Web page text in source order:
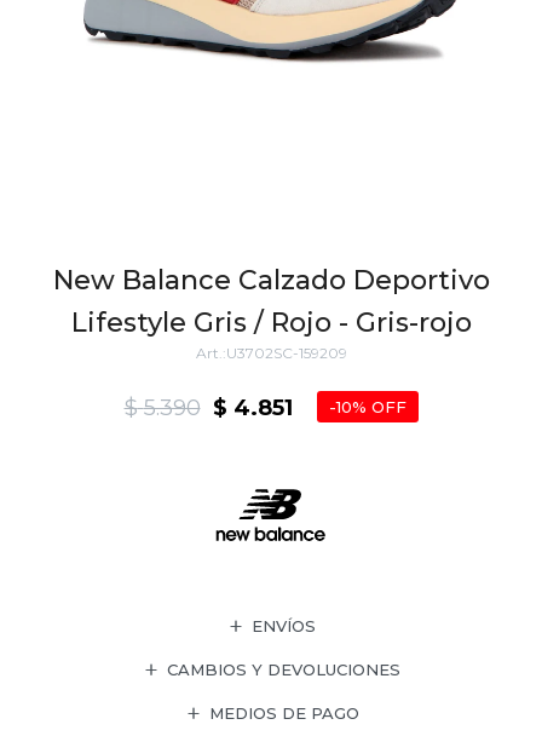
New Balance Calzado Deportivo
Lifestyle Gris / Rojo - Gris-rojo
U3702SC-159209
$ 4.851
$ 5.390 10
ENVÍOS
CAMBIOS Y DEVOLUCIONES
MEDIOS DE PAGO